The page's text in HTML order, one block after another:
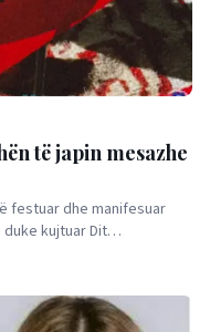
të japin mesazhe
festuar dhe manifesuar
duke kujtuar Dit…